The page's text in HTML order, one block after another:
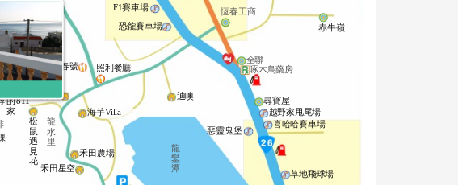
F1賽車場
德和里
李莎小鎮
照利餐廳
恆春工商
赤牛嶺
全聯
啄木鳥藥房
海芋Villa
尋寶屋
越野家甩尾場
喜哈哈賽車場
惡靈鬼堡
草地飛球場
龍
鑾
潭
迪噢
肥春號
媚
811
呆
的
家
禾田農場
禾田星空
恐龍賽車場
龍
水
里
松
鼠
遇
見
花